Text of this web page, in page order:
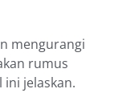
mengurangi
rumus
jelaskan.